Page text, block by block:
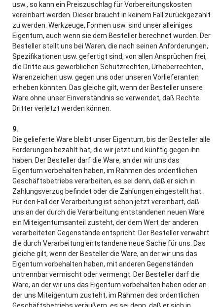
usw., so kann ein Preiszuschlag für Vorbereitungskosten
vereinbart werden. Dieser braucht in keinem Fall zurückgezahlt
zu werden. Werkzeuge, Formen usw. sind unser alleiniges
Eigentum, auch wenn sie dem Besteller berechnet wurden. Der
Besteller stellt uns bei Waren, die nach seinen Anforderungen,
Spezifikationen usw. gefertigt sind, von allen Ansprüchen frei,
die Dritte aus gewerblichen Schutzrechten, Urheberrechten,
Warenzeichen usw. gegen uns oder unseren Vorlieferanten
erheben könnten. Das gleiche gilt, wenn der Besteller unsere
Ware ohne unser Einverständnis so verwendet, daß Rechte
Dritter verletzt werden können.
9.
Die gelieferte Ware bleibt unser Eigentum, bis der Besteller alle
Forderungen bezahlt hat, die wir jetzt und künftig gegen ihn
haben. Der Besteller darf die Ware, an der wir uns das
Eigentum vorbehalten haben, im Rahmen des ordentlichen
Geschäftsbetriebs verarbeiten, es sei denn, daß er sich in
Zahlungsverzug befindet oder die Zahlungen eingestellt hat.
Für den Fall der Verarbeitung ist schon jetzt vereinbart, daß
uns an der durch die Verarbeitung entstandenen neuen Ware
ein Miteigentumsanteil zusteht, der dem Wert der anderen
verarbeiteten Gegenstände entspricht. Der Besteller verwahrt
die durch Verarbeitung entstandene neue Sache für uns. Das
gleiche gilt, wenn der Besteller die Ware, an der wir uns das
Eigentum vorbehalten haben, mit anderen Gegenständen
untrennbar vermischt oder vermengt. Der Besteller darf die
Ware, an der wir uns das Eigentum vorbehalten haben oder an
der uns Miteigentum zusteht, im Rahmen des ordentlichen